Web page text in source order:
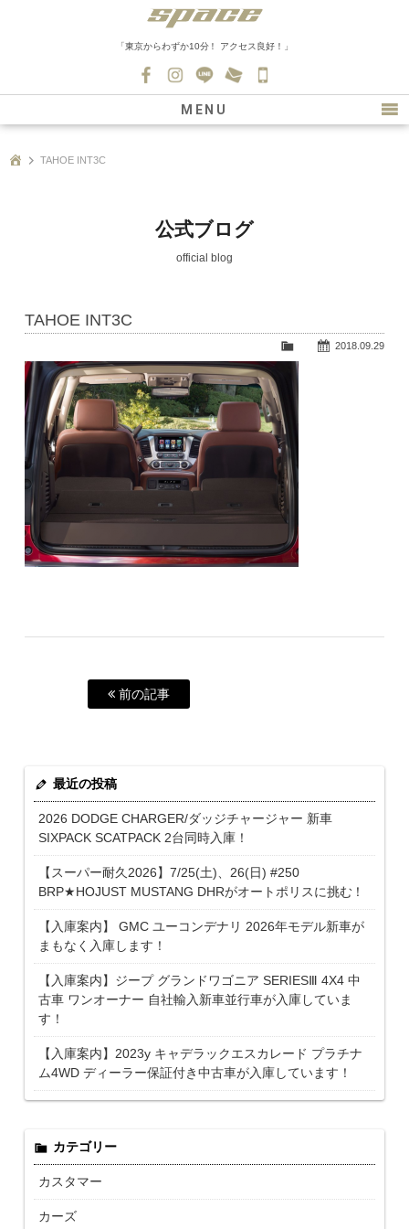
「東京からわずか10分！ アクセス良好！」
0139
MENU
新車情報
在庫車情報
会社紹介
スタッフ募集
TAHOE INT3C
公式ブログ
official blog
TAHOE INT3C
2018.09.29
前の記事
最近の投稿
2026 DODGE CHARGER/ダッジチャージャー 新車
SIXPACK SCATPACK 2台同時入庫！
【スーパー耐久2026】7/25(土)、26(日) #250
BRP★HOJUST MUSTANG DHRがオートポリスに挑む！
【入庫案内】 GMC ユーコンデナリ 2026年モデル新車が
まもなく入庫します！
【入庫案内】ジープ グランドワゴニア SERIESⅢ 4X4 中
古車 ワンオーナー 自社輸入新車並行車が入庫していま
す！
【入庫案内】2023y キャデラックエスカレード プラチナ
ム4WD ディーラー保証付き中古車が入庫しています！
カテゴリー
カスタマー
カーズ